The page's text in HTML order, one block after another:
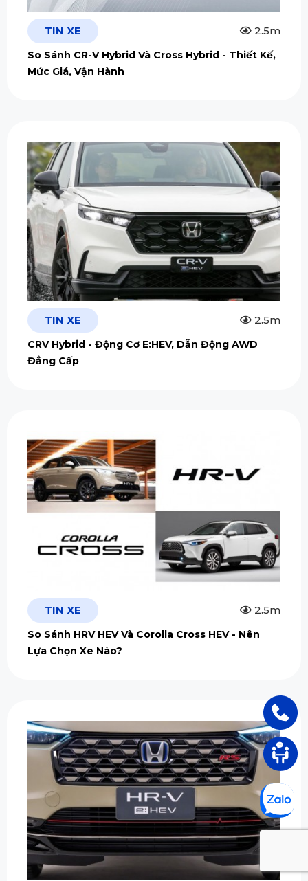
TIN XE 2.5m
So Sánh CR-V Hybrid Và Cross Hybrid - Thiết Kế,
Mức Giá, Vận Hành
TIN XE 2.5m
CRV Hybrid - Động Cơ E:HEV, Dẫn Động AWD
Đẳng Cấp
TIN XE 2.5m
So Sánh HRV HEV Và Corolla Cross HEV - Nên
Lựa Chọn Xe Nào?